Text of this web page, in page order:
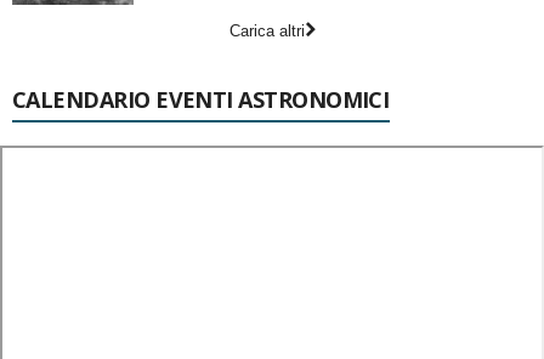
Carica altri
CALENDARIO EVENTI ASTRONOMICI